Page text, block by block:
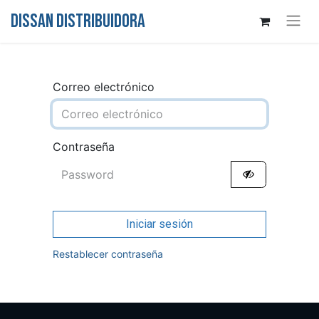
DISSAN DISTRIBUIDORA
Correo electrónico
Contraseña
Iniciar sesión
Restablecer contraseña